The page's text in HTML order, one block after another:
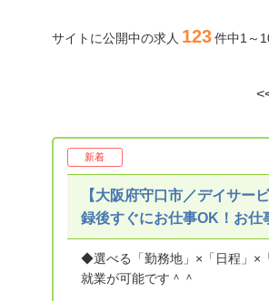
サイトに公開中の求人 123件中1～
新着
【大阪府守口市／デイサ
録後すぐにお仕事OK！お仕
◆選べる「勤務地」×「日程」×
就業が可能です＾＾